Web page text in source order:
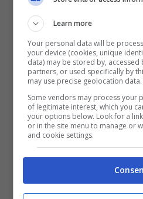
Roma-Bologna, le
formazioni del
Bologna diItaliano
ritorno diLucumìal
centrocampo Italiano
Moro, Freuler e Ferguson
potrebbero essere
CambiaghiconCastro
porta non ci sono dubbi
Learn more
Your personal data will be
your device (cookies, unique
data) may be stored by,
partners, or used specifically by
may use precise geolocation data.
Some vendors may process your
of legitimate interest, which you
your options below. Look for a
or in the site menu to manage or
and cookie settings.